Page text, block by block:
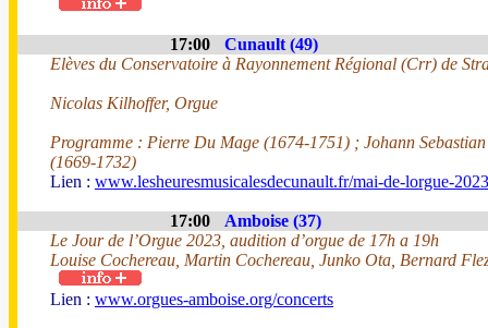
17:00
Cunault (49)
Elèves du Conservatoire à Rayonnement Régional (Crr) de
Nicolas Kilhoffer, Orgue
Programme : Pierre Du Mage (1674-1751) ; Johann
(1669-1732)
Lien : www.lesheuresmusicalesdecunault.fr/mai-de-lorgue-
17:00
Amboise (37)
Le Jour de l’Orgue 2023, audition d’orgue de 17h a 19h
Louise Cochereau, Martin Cochereau, Junko Ota, Bernard
Lien : www.orgues-amboise.org/concerts